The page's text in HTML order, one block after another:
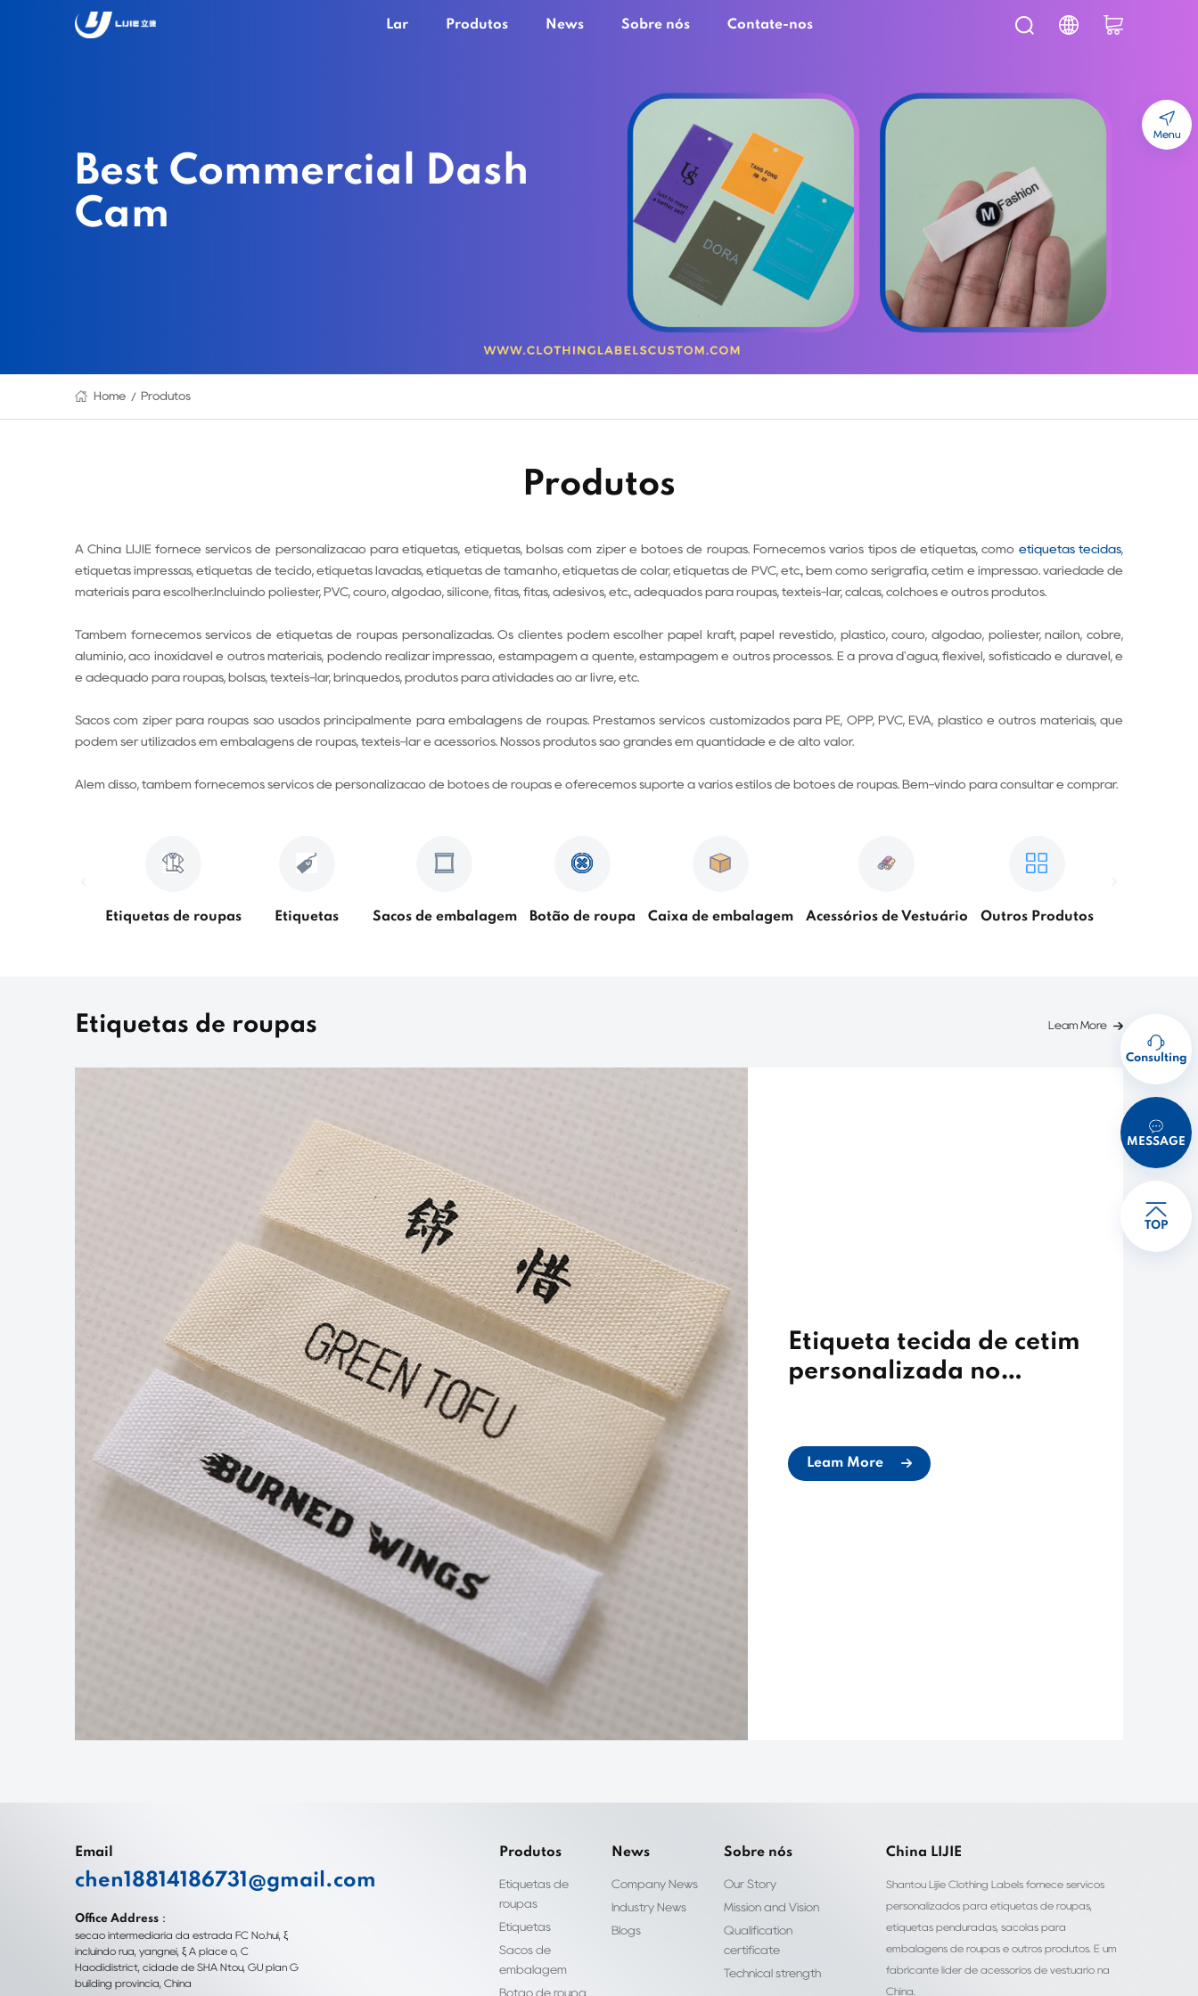
Lar Produtos News Sobre nós Contate-nos
Best Commercial Dash
Cam
Home Produtos
Produtos
A China LIJIE fornece serviços de personalização para etiquetas, etiquetas, bolsas com zíper e botões de roupas. Fornecemos vários tipos de etiquetas, como etiquetas tecidas
etiquetas impressas, etiquetas de tecido, etiquetas lavadas, etiquetas de tamanho, etiquetas de colar, etiquetas de PVC, etc., bem como serigrafia, cetim e impressão. variedade de
materiais para escolher.Incluindo poliéster, PVC, couro, algodão, silicone, fitas, fitas, adesivos, etc., adequados para roupas, têxteis-lar, calças, colchões e outros produtos.
Também fornecemos serviços de etiquetas de roupas personalizadas. Os clientes podem escolher papel kraft, papel revestido, plástico, couro, algodão, poliéster, náilon, cobre,
alumínio, aço inoxidável e outros materiais, podendo realizar impressão, estampagem a quente, estampagem e outros processos. É à prova d'água, flexível, sofisticado e durável, e
é adequado para roupas, bolsas, têxteis-lar, brinquedos, produtos para atividades ao ar livre, etc.
Sacos com zíper para roupas são usados principalmente para embalagens de roupas. Prestamos serviços customizados para PE, OPP, PVC, EVA, plástico e outros materiais, que
podem ser utilizados em embalagens de roupas, têxteis-lar e acessórios. Nossos produtos são grandes em quantidade e de alto valor.
Além disso, também fornecemos serviços de personalização de botões de roupas e oferecemos suporte a vários estilos de botões de roupas. Bem-vindo para consultar e comprar.
Etiquetas de roupas Etiquetas Sacos de embalagem Botão de roupa Caixa de embalagem Acessórios de Vestuário Outros Produtos
Etiquetas de roupas Leam More
Etiqueta tecida de cetim
personalizada no
Leam More
Menu
Email
chen18814186731@gmail.com
Office Address：
seção intermediária da estrada FC No.hui, ξ
incluindo rua, yangnei, ξ A place o, C
Haodidistrict, cidade de SHA Ntou, GU plan G
building província, China
Produtos
Etiquetas de
roupas
Etiquetas
Sacos de
embalagem
Botão de roupa
News
Company News
Industry News
Blogs
Sobre nós
Our Story
Mission and Vision
Qualification
certificate
Technical strength
China LIJIE
Shantou Lijie Clothing Labels fornece serviços
personalizados para etiquetas de roupas,
etiquetas penduradas, sacolas para
embalagens de roupas e outros produtos. É um
fabricante líder de acessórios de vestuário na
China.
Consulting
MESSAGE
TOP